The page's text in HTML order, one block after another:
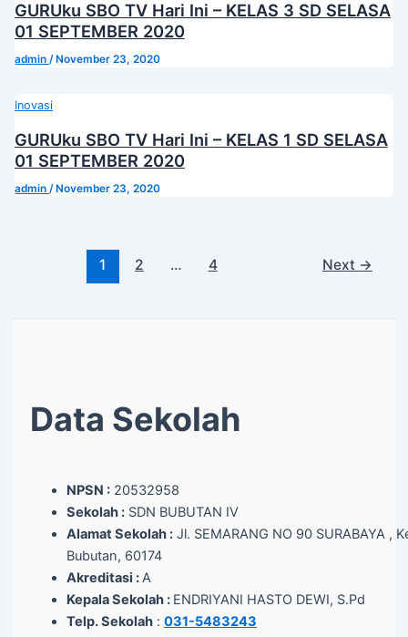
GURUku SBO TV Hari Ini – KELAS 3 SD SELASA
01 SEPTEMBER 2020
admin /November 23, 2020
Inovasi
GURUku SBO TV Hari Ini – KELAS 1 SD SELASA
01 SEPTEMBER 2020
admin /November 23, 2020
1 2 … 4 Next →
Data Sekolah
NPSN : 20532958
Sekolah : SDN BUBUTAN IV
Alamat Sekolah : Jl. SEMARANG NO 90 SURABAYA ,
Bubutan, 60174
Akreditasi :A
Kepala Sekolah : ENDRIYANI HASTO DEWI, S.Pd
Telp. Sekolah : 031-5483243